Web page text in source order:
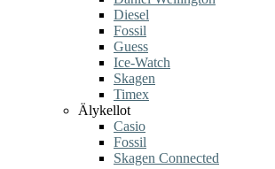
Diesel
Fossil
Guess
Ice-Watch
Skagen
Timex
Älykellot
Casio
Fossil
Skagen Connected